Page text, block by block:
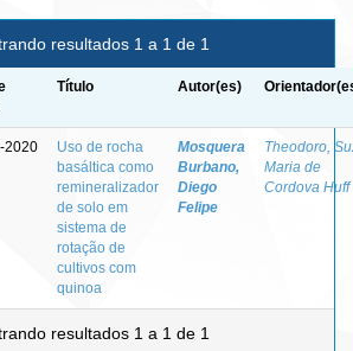
resultados 1 a 1 de 1
Título Autor(es)
2020
Uso de rocha
basáltica como
remineralizador
de solo em
sistema de
rotação de
cultivos com
quinoa
Mosquera
Burbano,
Diego
Felipe
Theodoro,
Maria de
Cordova Huff
resultados 1 a 1 de 1